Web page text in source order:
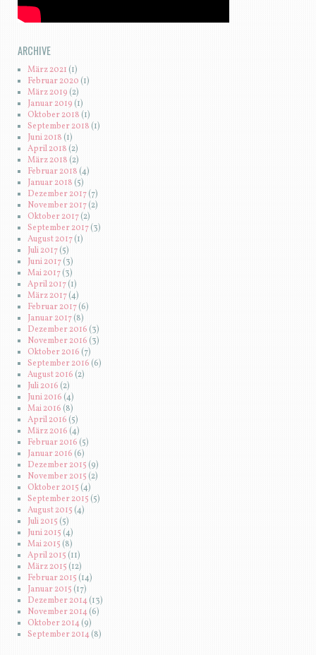
ARCHIVE
März 2021 (1)
Februar 2020 (1)
März 2019 (2)
Januar 2019 (1)
Oktober 2018(1)
September 2018 (1)
Juni 2018 (1)
April 2018(2)
März 2018 (2)
Februar 2018 (4)
Januar 2018 (5)
Dezember 2017(7)
November 2017(2)
Oktober 2017(2)
September 2017(3)
August 2017(1)
Juli 2017(5)
Juni 2017(3)
Mai 2017(3)
April 2017(1)
März 2017(4)
Februar 2017(6)
Januar 2017(8)
Dezember 2016 (3)
November 2016 (3)
Oktober 2016(7)
September 2016 (6)
August 2016 (2)
Juli 2016(2)
Juni 2016 (4)
Mai 2016 (8)
April 2016(5)
März 2016 (4)
Februar 2016 (5)
Januar 2016 (6)
Dezember 2015 (9)
November 2015 (2)
Oktober 2015 (4)
September 2015 (5)
August 2015 (4)
Juli 2015 (5)
Juni 2015 (4)
Mai 2015 (8)
April 2015 (11)
März 2015(12)
Februar 2015 (14)
Januar 2015 (17)
Dezember 2014(13)
November 2014(6)
Oktober 2014(9)
September 2014(8)